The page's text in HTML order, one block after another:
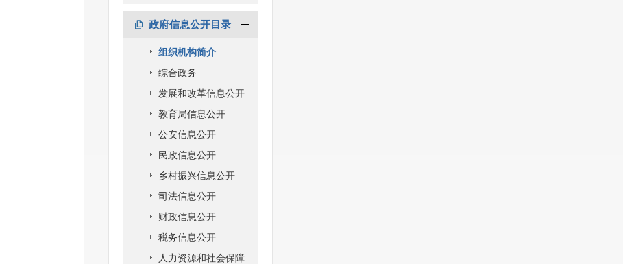
政府信息公开目录
组织机构简介
综合政务
发展和改革信息公开
教育局信息公开
公安信息公开
民政信息公开
乡村振兴信息公开
司法信息公开
财政信息公开
税务信息公开
人力资源和社会保障